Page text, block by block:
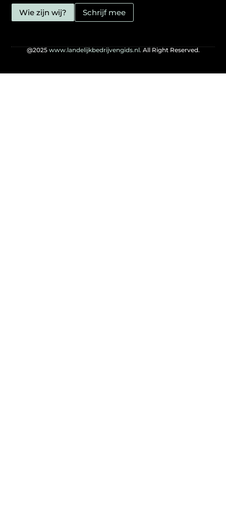
Wie zijn wij? Schrijf mee
@2025www.landelijkbedrijvengids.nl.All Right Reserved.